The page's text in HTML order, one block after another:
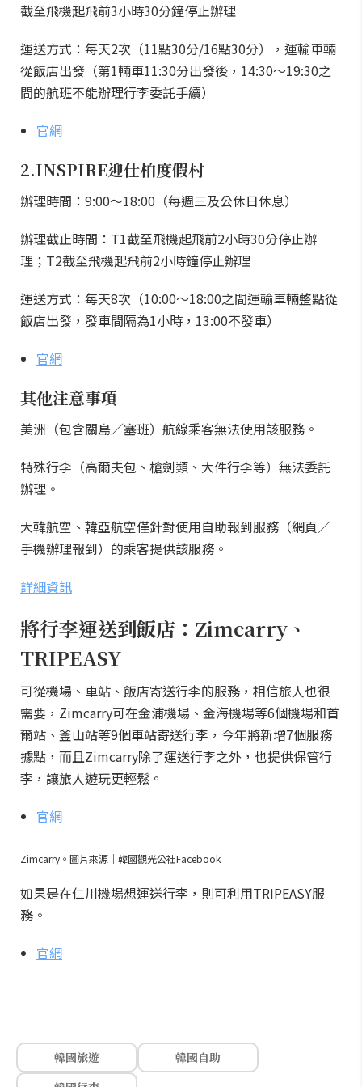
截至飛機起飛前3小時30分鐘停止辦理
運送方式：每天2次（11點30分/16點30分），運輸車輛
從飯店出發（第1輛車11:30分出發後，14:30～19:30之
間的航班不能辦理行李委託手續）
官網
2.INSPIRE迎仕柏度假村
辦理時間：9:00～18:00（每週三及公休日休息）
辦理截止時間：T1截至飛機起飛前2小時30分停止辦
理；T2截至飛機起飛前2小時鐘停止辦理
運送方式：每天8次（10:00～18:00之間運輸車輛整點從
飯店出發，發車間隔為1小時，13:00不發車）
官網
其他注意事項
美洲（包含關島／塞班）航線乘客無法使用該服務。
特殊行李（高爾夫包、槍劍類、大件行李等）無法委託
辦理。
大韓航空、韓亞航空僅針對使用自助報到服務（網頁／
手機辦理報到）的乘客提供該服務。
詳細資訊
將行李運送到飯店：Zimcarry、
TRIPEASY
可從機場、車站、飯店寄送行李的服務，相信旅人也很
需要，Zimcarry可在金浦機場、金海機場等6個機場和首
爾站、釜山站等9個車站寄送行李，今年將新增7個服務
據點，而且Zimcarry除了運送行李之外，也提供保管行
李，讓旅人遊玩更輕鬆。
官網
Zimcarry。圖片來源｜韓國觀光公社Facebook
如果是在仁川機場想運送行李，則可利用TRIPEASY服
務。
官網
韓國旅遊
韓國自助